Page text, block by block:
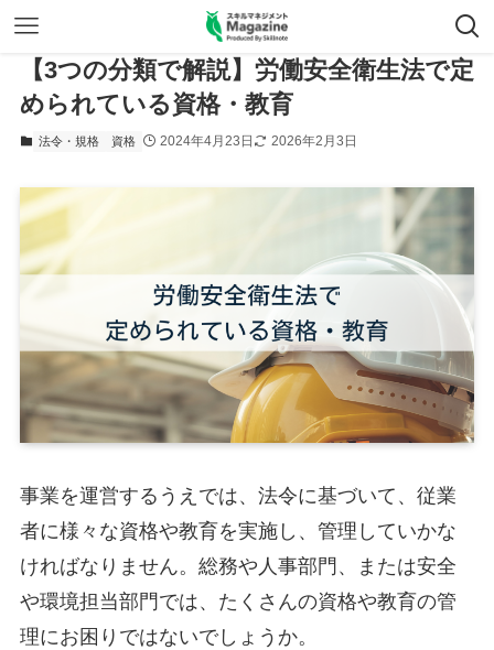
【3つの分類で解説】労働安全衛生法で定
められている資格・教育
法令・規格 資格 2024年4月23日 2026年2月3日
事業を運営するうえでは、法令に基づいて、従業
者に様々な資格や教育を実施し、管理していかな
ければなりません。総務や人事部門、または安全
や環境担当部門では、たくさんの資格や教育の管
理にお困りではないでしょうか。